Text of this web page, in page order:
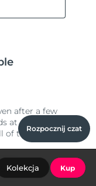
Rozpocznij czat
Kolekcja Kup